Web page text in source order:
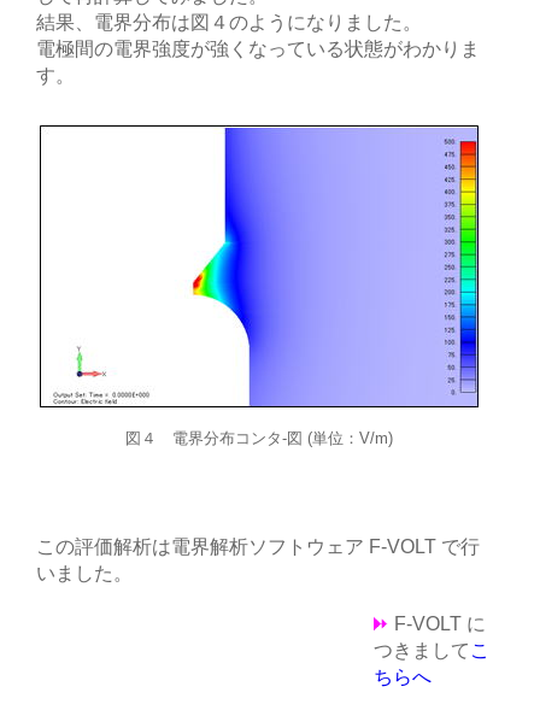
結果、電界分布は図４のようになりました。
電極間の電界強度が強くなっている状態がわかりま
す。
図４ 電界分布コンタ-図 (単位：V/m)
この評価解析は電界解析ソフトウェア F-VOLT で行
いました。
F-VOLT に
つきまして こ
ちらへ